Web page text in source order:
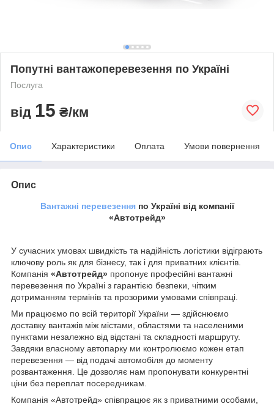
Попутні вантажоперевезення по Україні
Послуга
від 15 ₴/км
Опис Характеристики Оплата Умови повернення
Опис
Вантажні перевезенняпо Україні від компанії
«Автотрейд»
У сучасних умовах швидкість та надійність логістики відіграють
ключову роль як для бізнесу, так і для приватних клієнтів.
Компанія «Автотрейд» пропонує професійні вантажні
перевезення по Україні з гарантією безпеки, чітким
дотриманням термінів та прозорими умовами співпраці.
Ми працюємо по всій території України — здійснюємо
доставку вантажів між містами, областями та населеними
пунктами незалежно від відстані та складності маршруту.
Завдяки власному автопарку ми контролюємо кожен етап
перевезення — від подачі автомобіля до моменту
розвантаження. Це дозволяє нам пропонувати конкурентні
ціни без переплат посередникам.
Компанія «Автотрейд» співпрацює як з приватними особами,